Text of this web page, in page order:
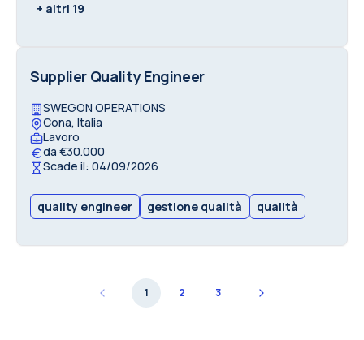
+ altri 19
Supplier Quality Engineer
SWEGON OPERATIONS
Cona, Italia
Lavoro
da €30.000
Scade il: 04/09/2026
quality engineer gestione qualità qualità
1 2 3